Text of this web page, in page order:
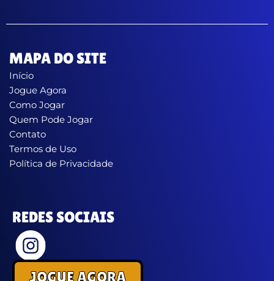
MAPA DO SITE
Início
Jogue Agora
Como Jogar
Quem Pode Jogar
Contato
Termos de Uso
Política de Privacidade
REDES SOCIAIS
JOGUE AGORA